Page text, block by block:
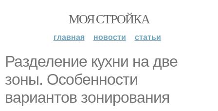
МОЯ СТРОЙКА
главная новости статьи
Разделение кухни на две
зоны. Особенности
вариантов зонирования